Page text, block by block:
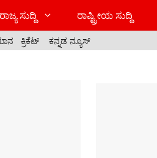
ರಾಜ್ಯ ಸುದ್ದಿ ರಾಷ್ಟ್ರೀಯ ಸುದ್ದಿ
ಕ್ರಿಕೆಟ್ ಕನ್ನಡ ನ್ಯೂಸ್